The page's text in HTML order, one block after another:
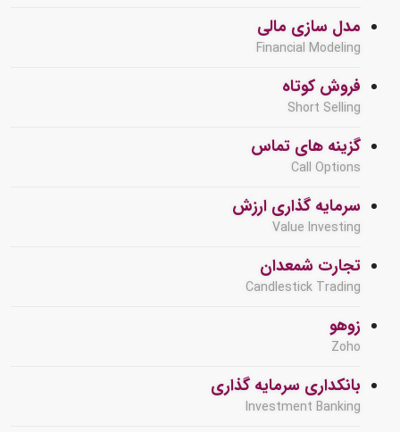
مدل سازی مالی
Financial Modeling
فروش کوتاه
Short Selling
گزینه های تماس
Call Options
سرمایه گذاری ارزش
Value Investing
تجارت شمعدان
Candlestick Trading
زوهو
Zoho
بانکداری سرمایه گذاری
Investment Banking